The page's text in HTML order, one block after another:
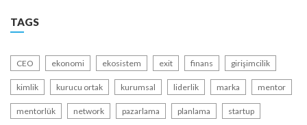
TAGS
CEO ekonomi ekosistem exit finans girişimcilik
kimlik kurucu ortak kurumsal liderlik marka mentor
mentorlük network pazarlama planlama startup